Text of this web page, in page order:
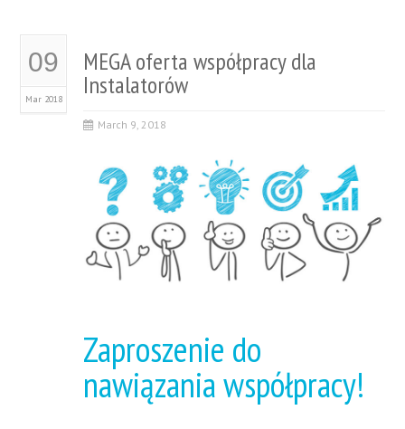
09
Mar 2018
MEGA oferta współpracy dla
Instalatorów
March 9, 2018
Zaproszenie do
nawiązania współpracy!